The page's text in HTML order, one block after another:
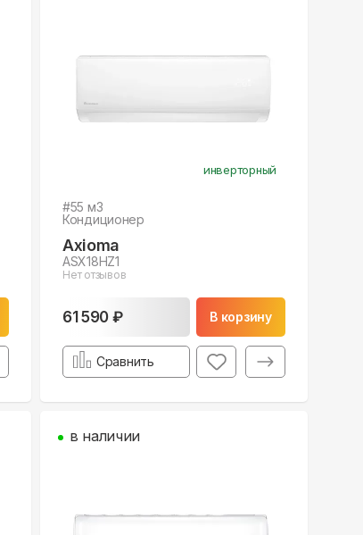
инверторный
#55 м3
Кондиционер
Axioma
ASX18HZ1
Нет отзывов
61 590 ₽ В корзину
Сравнить
в наличии